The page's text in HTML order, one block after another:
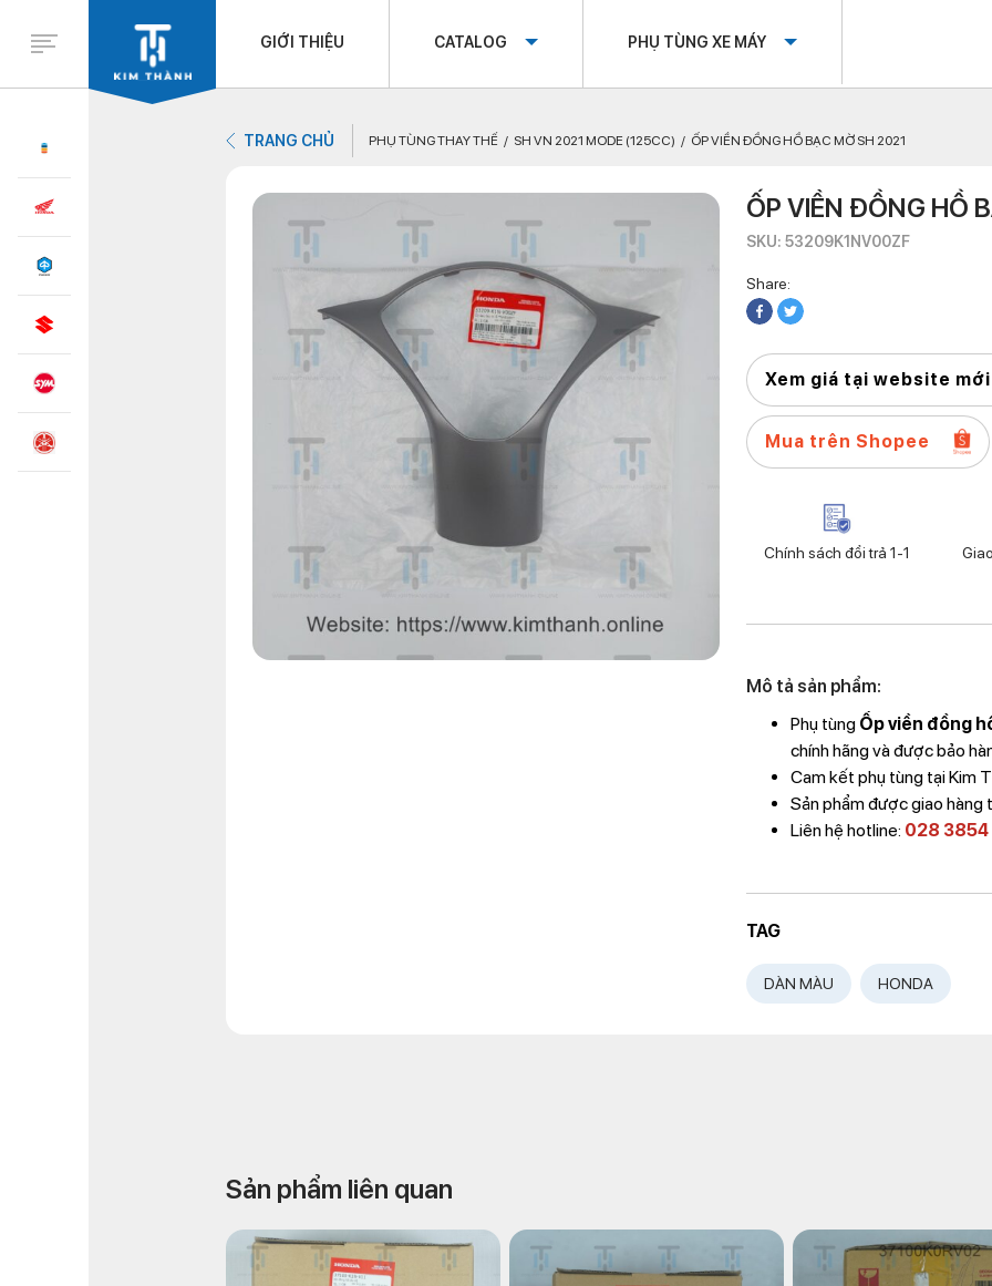
GIỚI THIỆU CATALOG PHỤ TÙNG XE MÁY
TRANG CHỦ PHỤ TÙNG THAY THẾ SH VN 2021 MODE (125CC) ỐP VIỀN ĐỒNG HỒ BẠC MỜ SH 2021
ỐP VIỀN ĐỒNG HỒ
SKU: 53209K1NV00ZF
Share:
Xem giá tại website mới
Mua trên Shopee
Chính sách đổi trả 1-1
Mô tả sản phẩm:
Phụ tùng Ốp viền đồng
chính hãng và được bảo
Cam kết phụ tùng tại Kim
Sản phẩm được giao hàng
Liên hệ hotline: 028
TAG
DÀN MÀU HONDA
Sản phẩm liên quan